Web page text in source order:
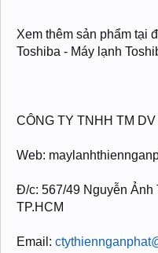
Xem thêm sản phẩm tại
Toshiba - Máy lạnh
CÔNG TY TNHH TM
Web:
Đ/c: 567/49 Nguyễn Ảnh
TP.HCM
Email: